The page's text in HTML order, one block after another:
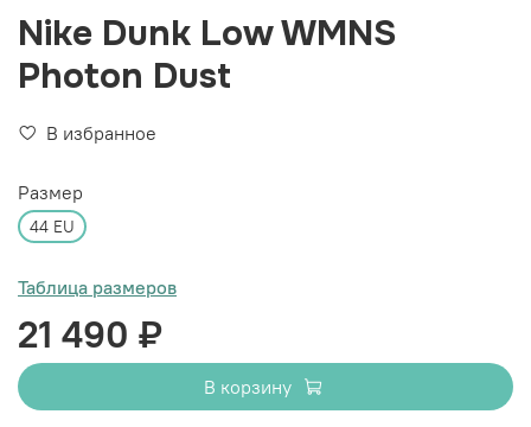
Nike Dunk Low WMNS
Photon Dust
В избранное
Размер
44 EU
Таблица размеров
21 490 ₽
В корзину